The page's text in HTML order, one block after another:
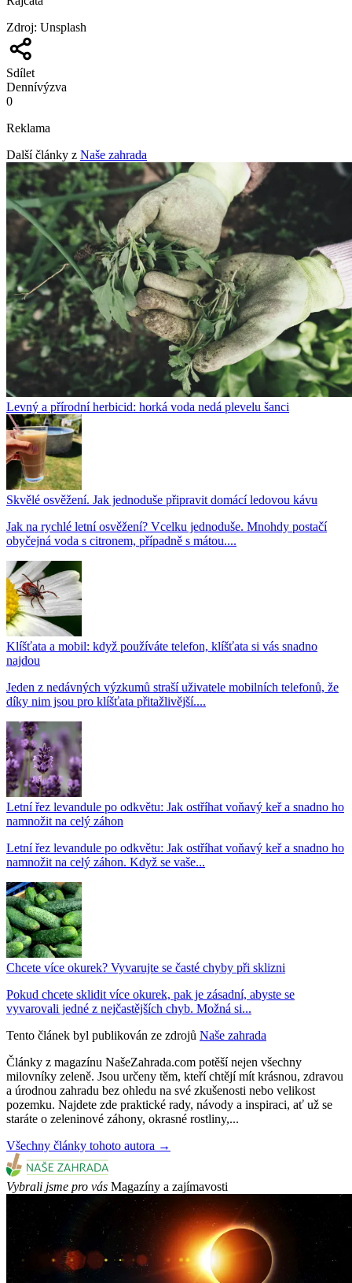
Zdroj: Unsplash
Sdílet
Dennívýzva
0
Reklama
Další články z Naše zahrada
Levný a přírodní herbicid: horká voda nedá plevelu šanci
Skvělé osvěžení. Jak jednoduše připravit domácí ledovou kávu
Jak na rychlé letní osvěžení? Vcelku jednoduše. Mnohdy postačí
obyčejná voda s citronem, případně s mátou....
Klíšťata a mobil: když používáte telefon, klíšťata si vás snadno
najdou
Jeden z nedávných výzkumů straší uživatele mobilních telefonů, že
díky nim jsou pro klíšťata přitažlivější....
Letní řez levandule po odkvětu: Jak ostříhat voňavý keř a snadno ho
namnožit na celý záhon
Letní řez levandule po odkvětu: Jak ostříhat voňavý keř a snadno ho
namnožit na celý záhon. Když se vaše...
Chcete více okurek? Vyvarujte se časté chyby při sklizni
Pokud chcete sklidit více okurek, pak je zásadní, abyste se
vyvarovali jedné z nejčastějších chyb. Možná si...
Tento článek byl publikován ze zdrojů Naše zahrada
Články z magazínu NašeZahrada.com potěší nejen všechny
milovníky zeleně. Jsou určeny těm, kteří chtějí mít krásnou, zdravou
a úrodnou zahradu bez ohledu na své zkušenosti nebo velikost
pozemku. Najdete zde praktické rady, návody a inspiraci, ať už se
staráte o zeleninové záhony, okrasné rostliny,...
Všechny články tohoto autora →
Vybrali jsme pro vás Magazíny a zajímavosti